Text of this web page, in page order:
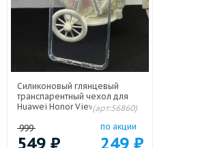
Силиконовый глянцевый
транспарентный чехол для
Huawei Honor View 10(арт:56860)
999
549 ₽
по акции
249 ₽